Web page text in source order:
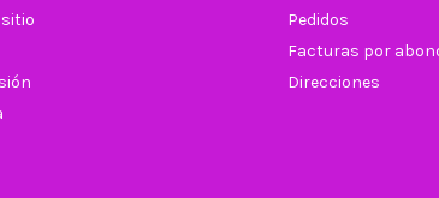
Pedidos
Facturas por
Direcciones